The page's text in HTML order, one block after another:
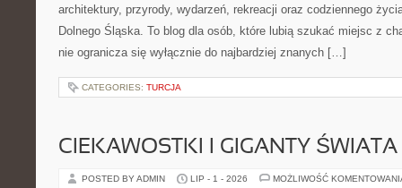
architektury, przyrody, wydarzeń, rekreacji oraz codziennego
Dolnego Śląska. To blog dla osób, które lubią szukać miejsc z
nie ogranicza się wyłącznie do najbardziej znanych […]
CATEGORIES: TURCJA
CIEKAWOSTKI I GIGANTY ŚWIATA
POSTED BY ADMIN LIP - 1 - 2026 MOŻLIWOŚĆ